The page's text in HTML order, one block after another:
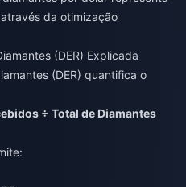
da otimização
(DER) Explicada
(DER) quantifica o
÷ Total de Diamantes